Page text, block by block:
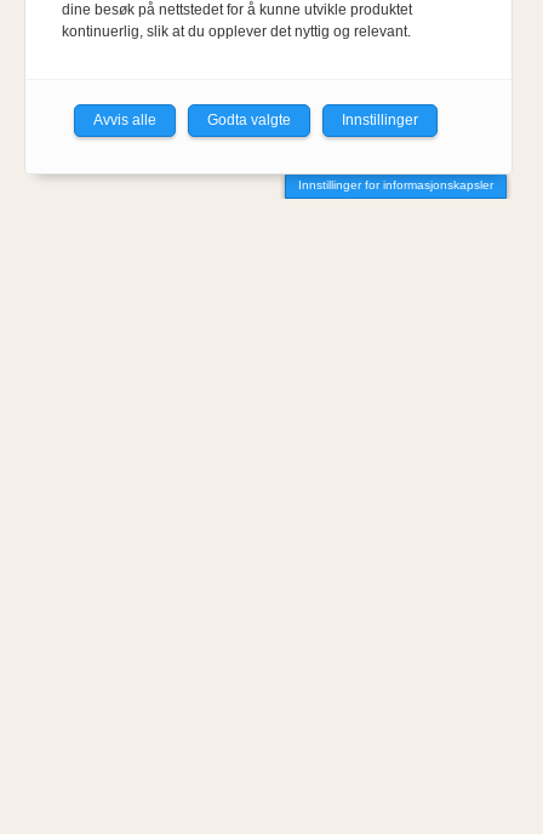
Innstillinger for informasjonskapsler
dine besøk på nettstedet for å kunne utvikle produktet
kontinuerlig, slik at du opplever det nyttig og relevant.
Avvis alle Godta valgte Innstillinger